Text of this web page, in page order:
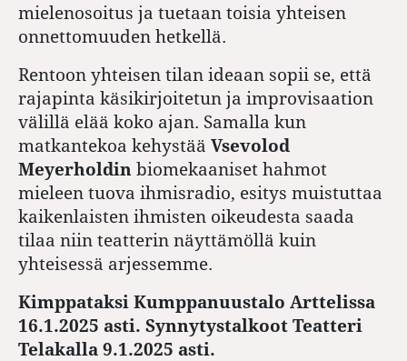
mielenosoitus ja tuetaan toisia yhteisen
onnettomuuden hetkellä.
Rentoon yhteisen tilan ideaan sopii se, että
rajapinta käsikirjoitetun ja improvisaation
välillä elää koko ajan. Samalla kun
matkantekoa kehystää Vsevolod
Meyerholdin biomekaaniset hahmot
mieleen tuova ihmisradio, esitys muistuttaa
kaikenlaisten ihmisten oikeudesta saada
tilaa niin teatterin näyttämöllä kuin
yhteisessä arjessemme.
Kimppataksi Kumppanuustalo Arttelissa
16.1.2025 asti. Synnytystalkoot Teatteri
Telakalla 9.1.2025 asti.